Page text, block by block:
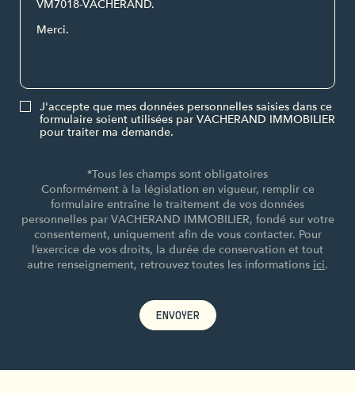
J'accepte que mes données personnelles saisies dans ce
formulaire soient utilisées par VACHERAND IMMOBILIER
pour traiter ma demande.
*Tous les champs sont obligatoires
Conformément à la législation en vigueur, remplir ce
formulaire entraîne le traitement de vos données
personnelles par VACHERAND IMMOBILIER, fondé sur votre
consentement, uniquement afin de vous contacter. Pour
l’exercice de vos droits, la durée de conservation et tout
autre renseignement, retrouvez toutes les informations ici.
ENVOYER